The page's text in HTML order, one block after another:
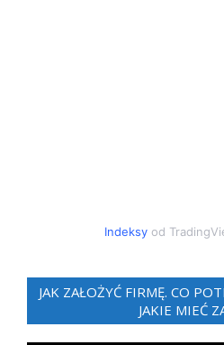
Indeksyod
JAK ZAŁOŻYĆ FIRMĘ. CO
JAKIE MIEĆ